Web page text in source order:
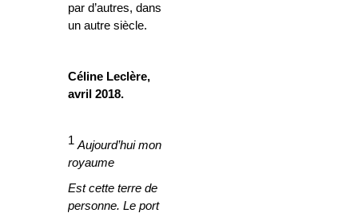
par d’autres, dans
un autre siècle.
Céline Leclère,
avril 2018.
1 Aujourd’hui mon
royaume
Est cette terre de
personne. Le port